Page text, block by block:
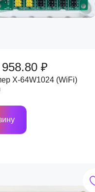
₽
X-64W1024 (WiFi)